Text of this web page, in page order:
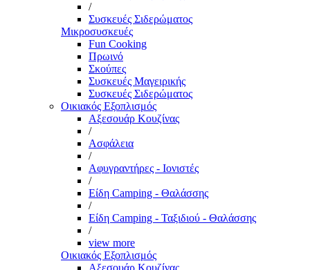
/
Συσκευές Σιδερώματος
Μικροσυσκευές
Fun Cooking
Πρωινό
Σκούπες
Συσκευές Μαγειρικής
Συσκευές Σιδερώματος
Οικιακός Εξοπλισμός
Αξεσουάρ Κουζίνας
/
Ασφάλεια
/
Αφυγραντήρες - Ιονιστές
/
Είδη Camping - Θαλάσσης
/
Είδη Camping - Ταξιδιού - Θαλάσσης
/
view more
Οικιακός Εξοπλισμός
Αξεσουάρ Κουζίνας